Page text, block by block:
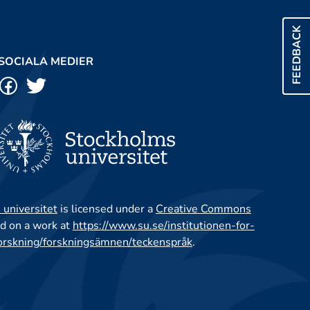
FEEDBACK
MEDIER
universitetis licensed under a Creative Commons
on a work at https://www.su.se/institutionen-for-
forskningsämnen/teckenspråk.